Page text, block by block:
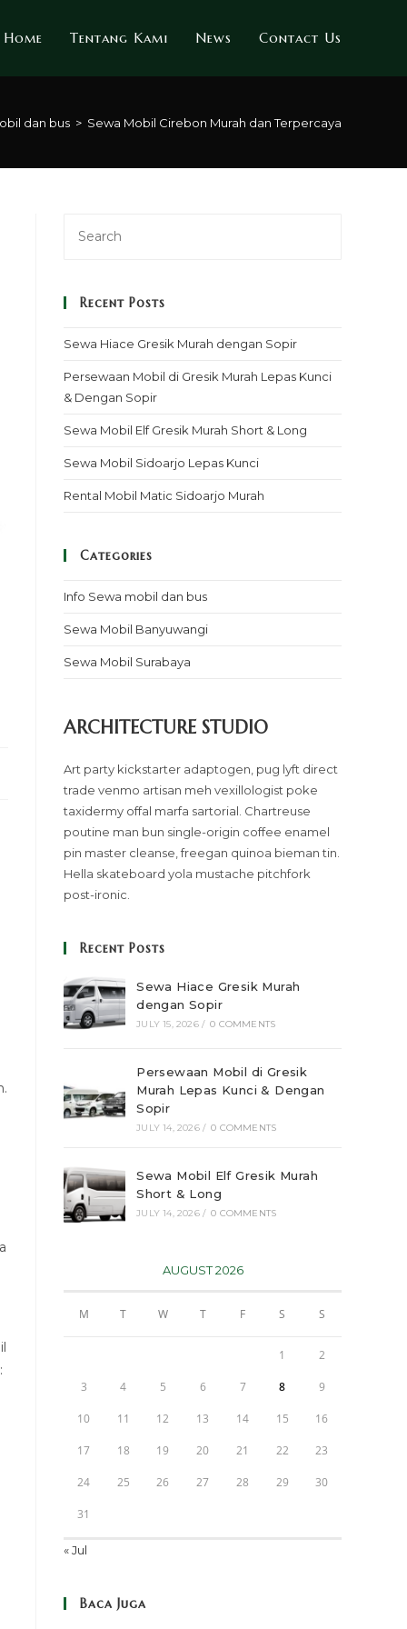
Home Tentang Kami News Contact Us
dan bus > Sewa Mobil Cirebon Murah dan Terpercaya
Recent Posts
Sewa Hiace Gresik Murah dengan Sopir
Persewaan Mobil di Gresik Murah Lepas Kunci
& Dengan Sopir
Sewa Mobil Elf Gresik Murah Short & Long
Sewa Mobil Sidoarjo Lepas Kunci
Rental Mobil Matic Sidoarjo Murah
Categories
Info Sewa mobil dan bus
Sewa Mobil Banyuwangi
Sewa Mobil Surabaya
ARCHITECTURE STUDIO
Art party kickstarter adaptogen, pug lyft direct
trade venmo artisan meh vexillologist poke
taxidermy offal marfa sartorial. Chartreuse
poutine man bun single-origin coffee enamel
pin master cleanse, freegan quinoa bieman tin.
Hella skateboard yola mustache pitchfork
post-ironic.
Recent Posts
Sewa Hiace Gresik Murah
dengan Sopir
JULY 15, 2026 / 0 COMMENTS
Persewaan Mobil di Gresik
Murah Lepas Kunci & Dengan
Sopir
JULY 14, 2026 / 0 COMMENTS
Sewa Mobil Elf Gresik Murah
Short & Long
JULY 14, 2026 / 0 COMMENTS
AUGUST 2026
M T W T F S S
1 2
3 4 5 6 7 8 9
10 11 12 13 14 15 16
17 18 19 20 21 22 23
24 25 26 27 28 29 30
31
« Jul
Baca Juga